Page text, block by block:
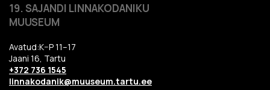
19. SAJANDI LINNAKODANIKU
MUUSEUM
Avatud:K–P 11–17
Jaani 16, Tartu
+372 736 1545
linnakodanik@muuseum.tartu.ee